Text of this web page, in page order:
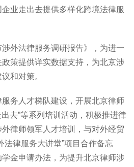
业走出去提供多样化跨境法律服
外法律服务调研报告》，为进一
策提供详实数据支持，为北京涉
和对策。
务人才梯队建设，开展北京律师
出去”等系列培训活动，积极推进律
律师领军人才培训，与对外经贸
法律服务大讲堂”项目合作备忘
金申请办法，为提升北京律师涉